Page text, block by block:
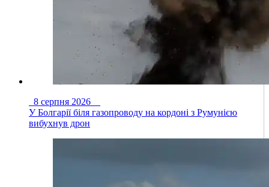
8 серпня 2026
У Болгарії біля газопроводу на кордоні з Румунією
вибухнув дрон